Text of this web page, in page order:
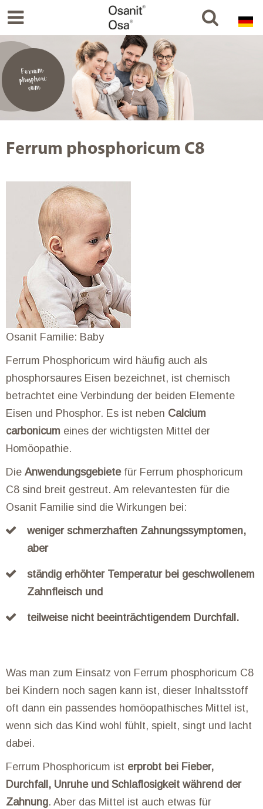
Ferrum-
phosphori-
cum
Ferrum phosphoricum C8
Osanit Familie: Baby
Ferrum Phosphoricum wird häufig auch als
phosphorsaures Eisen bezeichnet, ist chemisch
betrachtet eine Verbindung der beiden Elemente
Eisen und Phosphor. Es ist neben Calcium
carbonicum eines der wichtigsten Mittel der
Homöopathie.
Die Anwendungsgebietefür Ferrum phosphoricum
C8 sind breit gestreut. Am relevantesten für die
Osanit Familie sind die Wirkungen bei:
weniger schmerzhaften Zahnungssymptomen,
aber
ständig erhöhter Temperatur bei geschwollenem
Zahnfleisch und
teilweise nicht beeinträchtigendem Durchfall.
Was man zum Einsatz von Ferrum phosphoricum C8
bei Kindern noch sagen kann ist, dieser Inhaltsstoff
oft dann ein passendes homöopathisches Mittel ist,
wenn sich das Kind wohl fühlt, spielt, singt und lacht
dabei.
Ferrum Phosphoricum ist erprobt bei Fieber,
Durchfall, Unruhe und Schlaflosigkeit während der
Zahnung. Aber das Mittel ist auch etwas für